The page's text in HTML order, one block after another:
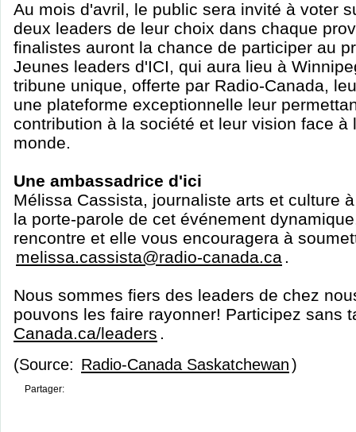
Au mois d'avril, le public sera invité à voter
deux leaders de leur choix dans chaque
finalistes auront la chance de participer au
Jeunes leaders d'ICI, qui aura lieu à
tribune unique, offerte par Radio-Canada,
une plateforme exceptionnelle leur
contribution à la société et leur vision face à
monde.
Une ambassadrice d'ici
Mélissa Cassista, journaliste arts et culture
la porte-parole de cet événement
rencontre et elle vous encouragera à
melissa.cassista@radio-canada.ca .
Nous sommes fiers des leaders de chez
pouvons les faire rayonner! Participez sans
Canada.ca/leaders .
(Source: Radio-Canada Saskatchewan)
Partager: